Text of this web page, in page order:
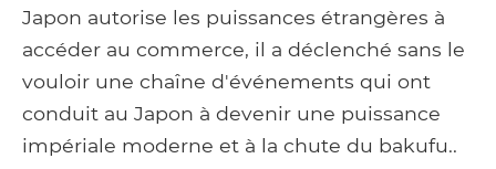
Japon autorise les puissances étrangères à
accéder au commerce, il a déclenché sans le
vouloir une chaîne d'événements qui ont
conduit au Japon à devenir une puissance
impériale moderne et à la chute du bakufu..